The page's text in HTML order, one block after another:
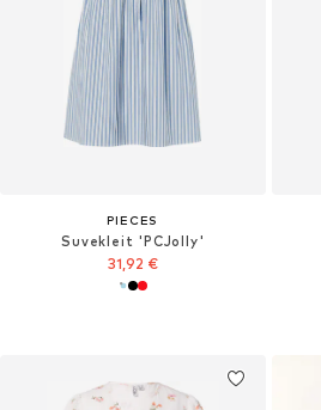
PIECES
Suvekleit 'PCJolly'
31,92 €